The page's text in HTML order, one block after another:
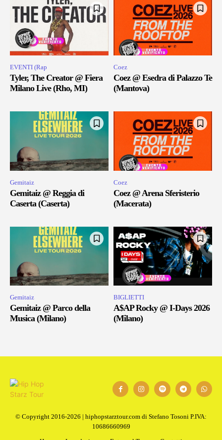
EVENTI (Rap
Tyler, The Creator @ Fiera
Milano Live (Rho, MI)
Coez
Coez @ Esedra di Palazzo Te
(Mantova)
Gemitaiz
Gemitaiz @ Reggia di
Caserta (Caserta)
Coez
Coez @ Arena Sferisterio
(Macerata)
Gemitaiz
Gemitaiz @ Parco della
Musica (Milano)
BIGLIETTI
A$AP Rocky @ I-Days 2026
(Milano)
© Copyright 2016-2026 | hiphopstarztour.com di Stefano Tosoni P.IVA:
10686660969